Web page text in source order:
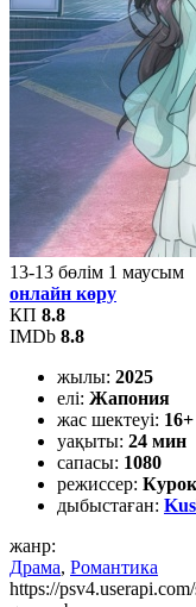
13-13 бөлім 1 маусым
онлайн көру
КП 8.8
IMDb 8.8
жылы: 2025
елі: Жапония
жас шектеуі: 16+
уақыты: 24 мин
сапасы: 1080
режиссер:
дыбыстаған:
жанр:
Драма, Романтика
https://